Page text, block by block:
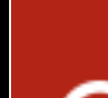
都営新宿
東京都千